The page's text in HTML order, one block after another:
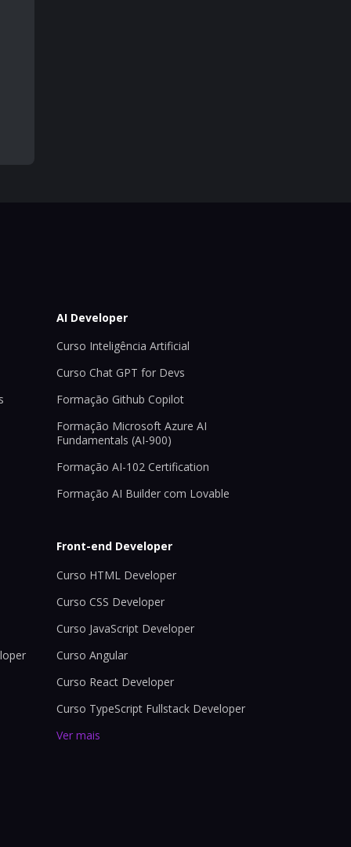
AI Developer
Curso Inteligência Artificial
Curso Chat GPT for Devs
Formação Github Copilot
Formação Microsoft Azure AI
Fundamentals (AI-900)
Formação AI-102 Certification
Formação AI Builder com Lovable
Front-end Developer
Curso HTML Developer
Curso CSS Developer
Curso JavaScript Developer
Curso Angular
Curso React Developer
Curso TypeScript Fullstack Developer
Ver mais